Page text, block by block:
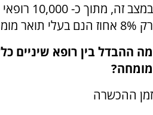
במצב זה,
רק 8% אחוז הנם בעלי תואר מומחה.
מה ההבדל בין רופא שיניים
מומחה?
זמן ההכשרה